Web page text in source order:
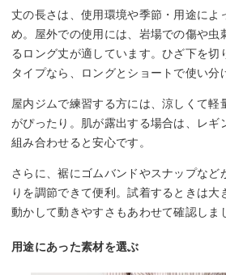
丈の長さは、使用環境や季節・用途によ
め。屋外での使用には、岩場での傷や虫
るロング丈が適しています。ひざ下を切
タイプなら、ロングとショートで使い分
屋内ジムで練習する方には、涼しくて軽
がぴったり。肌が露出する場合は、レギ
組み合わせると安心です。
さらに、裾にゴムバンドやスナップなど
りを調節できて便利。試着するときは大
動かして動きやすさもあわせて確認しま
用途にあった素材を選ぶ